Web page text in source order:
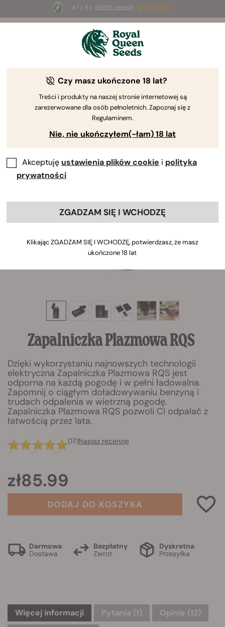
4.7 z 5 z 58690 recenzji
3 nasiona White Widow Auto
Zapalniczka Plazmowa RQS
Dzięki wykorzystaniu najnowszych technologii
elektryczna Zapalniczka Plazmowa RQS jest
odporna na każdą pogodę i w pełni ładowalna.
Zapomnij o ciągłym doładowywaniu benzyną i
trudach odpalenia w wietrzną pogodę.
Zapalniczka Plazmowa RQS pozwoli Ci odpalać z
łatwością przez lata.
(17)Napisz recenzję
zł85.99
DODAJ DO KOSZYKA
Darmowa
Dostawa
Bezpłatny
Zwrot
Dyskretna
Przesyłka
Więcej informacji Pytania (1)
Opinie (12)
Czy masz ukończone 18 lat?
Treści i produkty na naszej stronie internetowej są
zarezerwowane dla osób pełnoletnich. Zapoznaj się z
Regulaminem.
Nie, nie ukończyłem(-łam) 18 lat
Akceptuję ustawienia plików cookie i polityka
prywatności
ZGADZAM SIĘ I WCHODZĘ
Klikając ZGADZAM SIĘ I WCHODZĘ, potwierdzasz, że masz
ukończone 18 lat